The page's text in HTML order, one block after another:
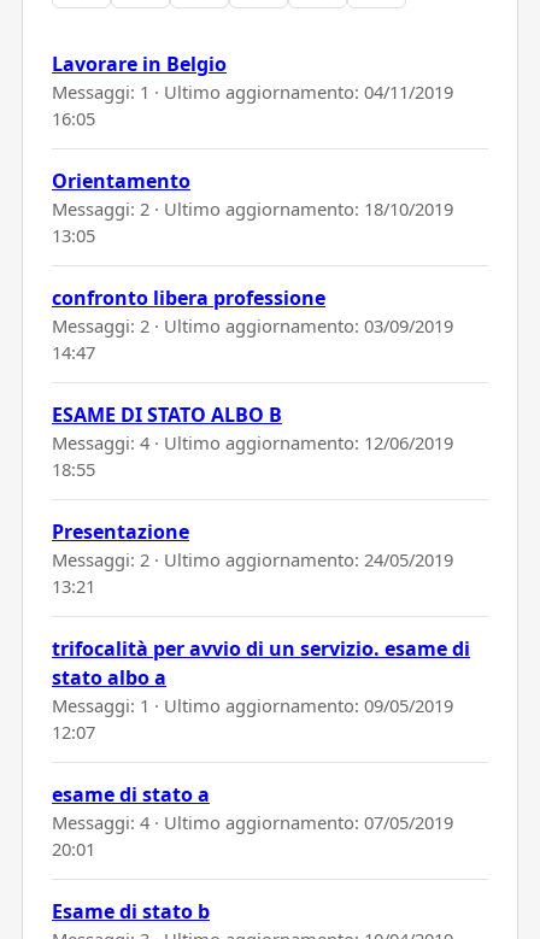
Lavorare in Belgio
Messaggi: 1 · Ultimo aggiornamento: 04/11/2019
16:05
Orientamento
Messaggi: 2 · Ultimo aggiornamento: 18/10/2019
13:05
confronto libera professione
Messaggi: 2 · Ultimo aggiornamento: 03/09/2019
14:47
ESAME DI STATO ALBO B
Messaggi: 4 · Ultimo aggiornamento: 12/06/2019
18:55
Presentazione
Messaggi: 2 · Ultimo aggiornamento: 24/05/2019
13:21
trifocalità per avvio di un servizio. esame di
stato albo a
Messaggi: 1 · Ultimo aggiornamento: 09/05/2019
12:07
esame di stato a
Messaggi: 4 · Ultimo aggiornamento: 07/05/2019
20:01
Esame di stato b